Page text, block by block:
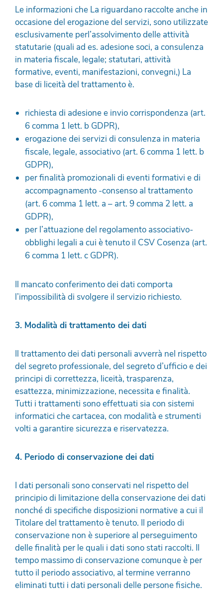
Le informazioni che La riguardano raccolte anche in
occasione del erogazione del servizi, sono utilizzate
esclusivamente perl’assolvimento delle attività
statutarie (quali ad es. adesione soci, a consulenza
in materia fiscale, legale; statutari, attività
formative, eventi, manifestazioni, convegni,) La
base di liceità del trattamento è.
richiesta di adesione e invio corrispondenza (art.
6 comma 1 lett. b GDPR),
erogazione dei servizi di consulenza in materia
fiscale, legale, associativo (art. 6 comma 1 lett. b
GDPR),
per finalità promozionali di eventi formativi e di
accompagnamento -consenso al trattamento
(art. 6 comma 1 lett. a – art. 9 comma 2 lett. a
GDPR),
per l’attuazione del regolamento associativo-
obblighi legali a cui è tenuto il CSV Cosenza (art.
6 comma 1 lett. c GDPR).
Il mancato conferimento dei dati comporta
l’impossibilità di svolgere il servizio richiesto.
3. Modalità di trattamento dei dati
Il trattamento dei dati personali avverrà nel rispetto
del segreto professionale, del segreto d’ufficio e dei
principi di correttezza, liceità, trasparenza,
esattezza, minimizzazione, necessita e finalità.
Tutti i trattamenti sono effettuati sia con sistemi
informatici che cartacea, con modalità e strumenti
volti a garantire sicurezza e riservatezza.
4. Periodo di conservazione dei dati
I dati personali sono conservati nel rispetto del
principio di limitazione della conservazione dei dati
nonché di specifiche disposizioni normative a cui il
Titolare del trattamento è tenuto. Il periodo di
conservazione non è superiore al perseguimento
delle finalità per le quali i dati sono stati raccolti. Il
tempo massimo di conservazione comunque è per
tutto il periodo associativo, al termine verranno
eliminati tutti i dati personali delle persone fisiche.